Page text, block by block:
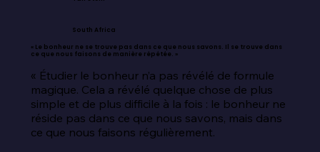
South Africa
« Le bonheur ne se trouve pas dans ce que nous savons. Il se trouve dans
ce que nous faisons de manière répétée. »
« Étudier le bonheur n’a pas révélé de formule
magique. Cela a révélé quelque chose de plus
simple et de plus difficile à la fois : le bonheur ne
réside pas dans ce que nous savons, mais dans
ce que nous faisons régulièrement.